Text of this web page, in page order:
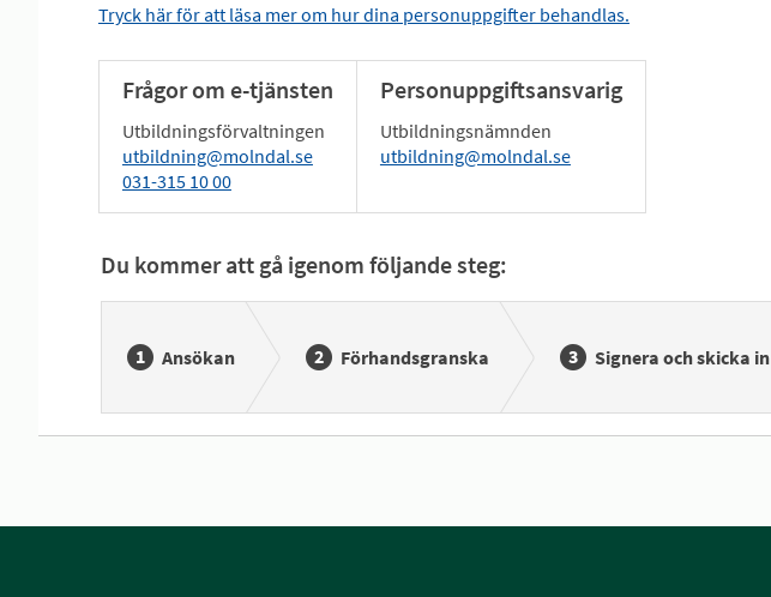
Tryck här för att läsa mer om hur dina personuppgifter behandlas.
Frågor om e-tjänsten
Utbildningsförvaltningen
utbildning@molndal.se
031-315 10 00
Personuppgiftsansvarig
Utbildningsnämnden
utbildning@molndal.se
Du kommer att gå igenom följande steg:
Ansökan Förhandsgranska Signera och skicka in